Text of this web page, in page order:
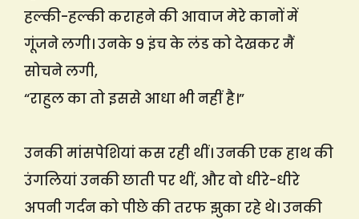
हल्की-हल्की कराहने की आवाज मेरे कानों में
गूंजने लगी। उनके 9 इंच के लंड को देखकर मैं
सोचने लगी,
“राहुल का तो इससे आधा भी नहीं है।”
उनकी मांसपेशियां कस रही थीं। उनकी एक हाथ की
उंगलियां उनकी छाती पर थीं, और वो धीरे-धीरे
अपनी गर्दन को पीछे की तरफ झुका रहे थे। उनकी